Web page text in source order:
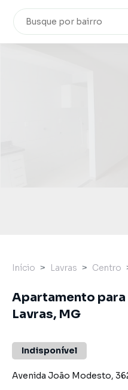
Início Lavras Centro
Apartamento
Lavras, MG
Indisponível
Avenida João Modesto,